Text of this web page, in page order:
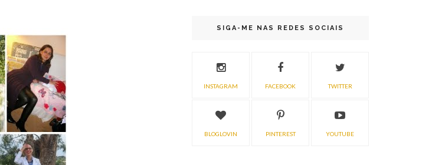
SIGA-ME NAS REDES SOCIAIS
INSTAGRAM FACEBOOK TWITTER
BLOGLOVIN PINTEREST YOUTUBE